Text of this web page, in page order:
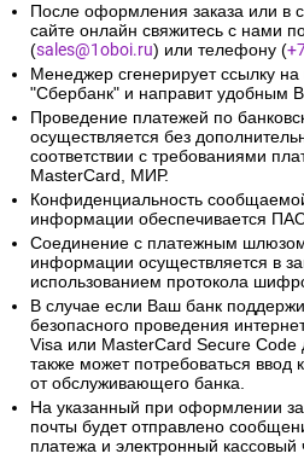
После оформления заказа или в
сайте онлайн свяжитесь с нами
(sales@1oboi.ru) или телефону (
Менеджер сгенерирует ссылку
"Сбербанк" и направит удобным
Проведение платежей по
осуществляется без
соответствии с требованиями
MasterCard, МИР.
Конфиденциальность
информации обеспечивается
Соединение с платежным
информации осуществляется в
использованием протокола
В случае если Ваш банк
безопасного проведения
Visa или MasterCard Secure
также может потребоваться ввод
от обслуживающего банка.
На указанный при оформлении
почты будет отправлено
платежа и электронный кассовый